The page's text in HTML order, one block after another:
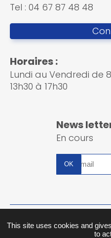
Tel : 04 67 87 48 48
Horaires :
Lundi au Vendredi de
13h30 à 17h30
News
En cours
Inscription
This site uses cookies and
to